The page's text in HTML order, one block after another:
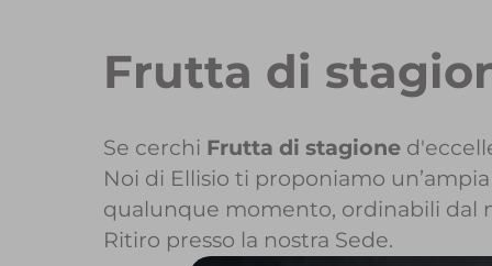
Frutta di
Se cerchi Frutta di stagione
Noi di Ellisio ti proponiamo
qualunque momento, ordinabili dal
Ritiro presso la nostra Sede.